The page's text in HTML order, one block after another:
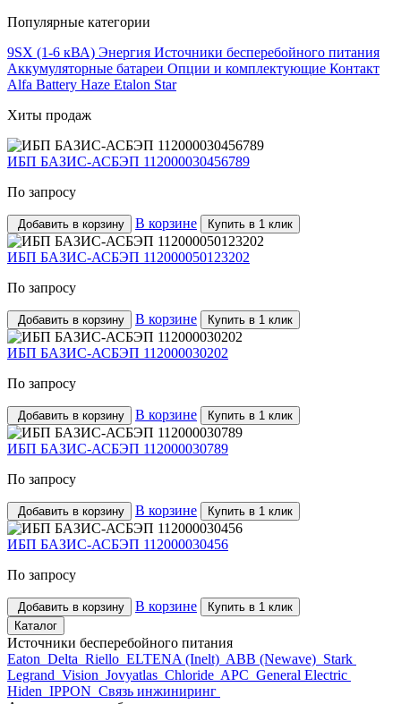
Популярные категории
9SX (1-6 кВА) Энергия Источники бесперебойного питания
Аккумуляторные батареи Опции и комплектующие Контакт
Alfa Battery Haze Etalon Star
Хиты продаж
ИБП БАЗИС-АСБЭП 112000030456789
По запросу
Добавить в корзину В корзине Купить в 1 клик
ИБП БАЗИС-АСБЭП 112000050123202
По запросу
Добавить в корзину В корзине Купить в 1 клик
ИБП БАЗИС-АСБЭП 112000030202
По запросу
Добавить в корзину В корзине Купить в 1 клик
ИБП БАЗИС-АСБЭП 112000030789
По запросу
Добавить в корзину В корзине Купить в 1 клик
ИБП БАЗИС-АСБЭП 112000030456
По запросу
Добавить в корзину В корзине
Купить в 1 клик
Каталог
Источники бесперебойного питания
Eaton Delta Riello ELTENA (Inelt) ABB (Newave) Stark
Legrand Vision Jovyatlas Chloride APC General Electric
Hiden IPPON Связь инжиниринг